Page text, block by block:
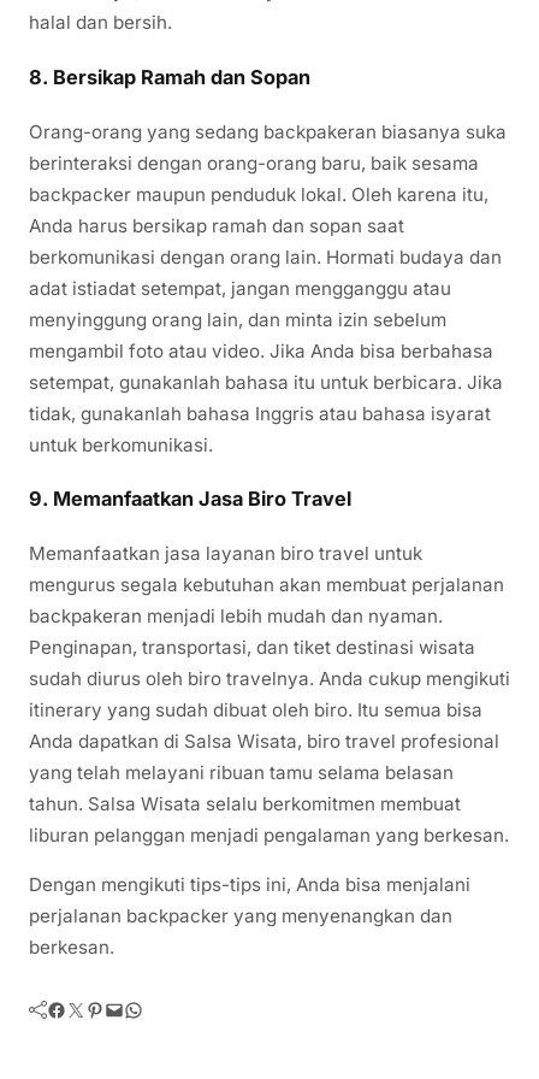
halal dan bersih.
8. Bersikap Ramah dan Sopan
Orang-orang yang sedang backpakeran biasanya suka
berinteraksi dengan orang-orang baru, baik sesama
backpacker maupun penduduk lokal. Oleh karena itu,
Anda harus bersikap ramah dan sopan saat
berkomunikasi dengan orang lain. Hormati budaya dan
adat istiadat setempat, jangan mengganggu atau
menyinggung orang lain, dan minta izin sebelum
mengambil foto atau video. Jika Anda bisa berbahasa
setempat, gunakanlah bahasa itu untuk berbicara. Jika
tidak, gunakanlah bahasa Inggris atau bahasa isyarat
untuk berkomunikasi.
9. Memanfaatkan Jasa Biro Travel
Memanfaatkan jasa layanan biro travel untuk
mengurus segala kebutuhan akan membuat perjalanan
backpakeran menjadi lebih mudah dan nyaman.
Penginapan, transportasi, dan tiket destinasi wisata
sudah diurus oleh biro travelnya. Anda cukup mengikuti
itinerary yang sudah dibuat oleh biro. Itu semua bisa
Anda dapatkan di Salsa Wisata, biro travel profesional
yang telah melayani ribuan tamu selama belasan
tahun. Salsa Wisata selalu berkomitmen membuat
liburan pelanggan menjadi pengalaman yang berkesan.
Dengan mengikuti tips-tips ini, Anda bisa menjalani
perjalanan backpacker yang menyenangkan dan
berkesan.
Facebook Twitter Pinterest Mail WhatsApp